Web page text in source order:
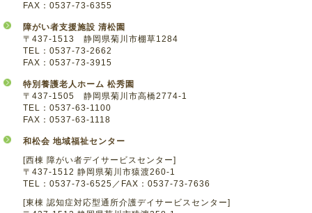
FAX：0537-73-6355
障がい者支援施設 清松園
〒437-1513 静岡県菊川市棚草1284
TEL：0537-73-2662
FAX：0537-73-3915
特別養護老人ホーム 松秀園
〒437-1505 静岡県菊川市高橋2774-1
TEL：0537-63-1100
FAX：0537-63-1118
和松会 地域福祉センター
[西棟 障がい者デイサービスセンター]
〒437-1512 静岡県菊川市猿渡260-1
TEL：0537-73-6525／FAX：0537-73-7636
[東棟 認知症対応型通所介護デイサービスセンター]